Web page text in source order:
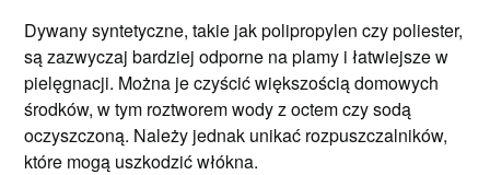
Dywany syntetyczne, takie jak polipropylen czy poliester,
są zazwyczaj bardziej odporne na plamy i łatwiejsze w
pielęgnacji. Można je czyścić większością domowych
środków, w tym roztworem wody z octem czy sodą
oczyszczoną. Należy jednak unikać rozpuszczalników,
które mogą uszkodzić włókna.